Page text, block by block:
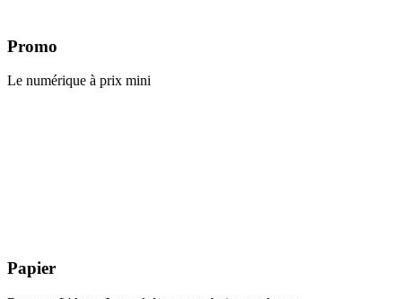
Promo
Le numérique à prix mini
Papier